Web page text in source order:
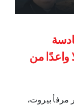
واعدًا من
مرفأ بيروت،